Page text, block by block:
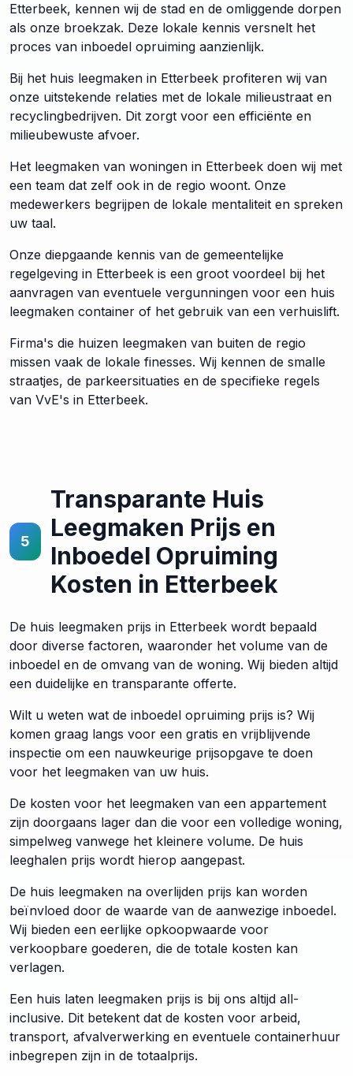
Etterbeek, kennen wij de stad en de omliggende dorpen
als onze broekzak. Deze lokale kennis versnelt het
proces van inboedel opruiming aanzienlijk.
Bij het huis leegmaken in Etterbeek profiteren wij van
onze uitstekende relaties met de lokale milieustraat en
recyclingbedrijven. Dit zorgt voor een efficiënte en
milieubewuste afvoer.
Het leegmaken van woningen in Etterbeek doen wij met
een team dat zelf ook in de regio woont. Onze
medewerkers begrijpen de lokale mentaliteit en spreken
uw taal.
Onze diepgaande kennis van de gemeentelijke
regelgeving in Etterbeek is een groot voordeel bij het
aanvragen van eventuele vergunningen voor een huis
leegmaken container of het gebruik van een verhuislift.
Firma's die huizen leegmaken van buiten de regio
missen vaak de lokale finesses. Wij kennen de smalle
straatjes, de parkeersituaties en de specifieke regels
van VvE's in Etterbeek.
5
Transparante Huis
Leegmaken Prijs en
Inboedel Opruiming
Kosten in Etterbeek
De huis leegmaken prijs in Etterbeek wordt bepaald
door diverse factoren, waaronder het volume van de
inboedel en de omvang van de woning. Wij bieden altijd
een duidelijke en transparante offerte.
Wilt u weten wat de inboedel opruiming prijs is? Wij
komen graag langs voor een gratis en vrijblijvende
inspectie om een nauwkeurige prijsopgave te doen
voor het leegmaken van uw huis.
De kosten voor het leegmaken van een appartement
zijn doorgaans lager dan die voor een volledige woning,
simpelweg vanwege het kleinere volume. De huis
leeghalen prijs wordt hierop aangepast.
De huis leegmaken na overlijden prijs kan worden
beïnvloed door de waarde van de aanwezige inboedel.
Wij bieden een eerlijke opkoopwaarde voor
verkoopbare goederen, die de totale kosten kan
verlagen.
Een huis laten leegmaken prijs is bij ons altijd all-
inclusive. Dit betekent dat de kosten voor arbeid,
transport, afvalverwerking en eventuele containerhuur
inbegrepen zijn in de totaalprijs.